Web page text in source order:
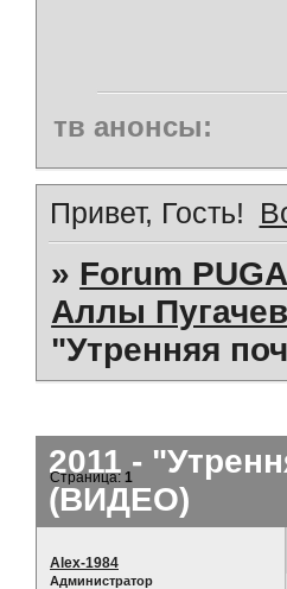
тв анонсы:
Привет, Гость!
» Forum
Аллы
"Утренняя
2011 -
(ВИДЕО)
Страница:1
Alex-1984
Администратор